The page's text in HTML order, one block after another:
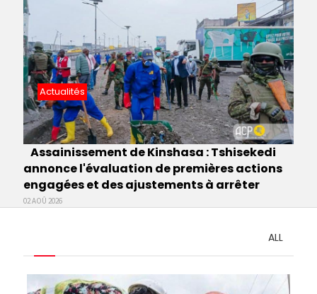
Actualités
Assainissement de Kinshasa : Tshisekedi
annonce l'évaluation de premières actions
engagées et des ajustements à arrêter
02 AOÛ 2026
ALL
Pagination